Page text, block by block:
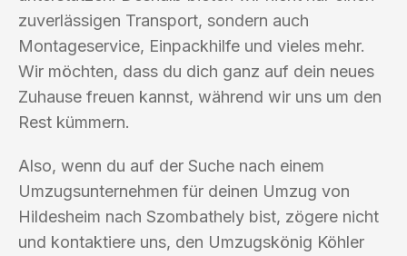
zuverlässigen Transport, sondern auch
Montageservice, Einpackhilfe und vieles mehr.
Wir möchten, dass du dich ganz auf dein neues
Zuhause freuen kannst, während wir uns um den
Rest kümmern.
Also, wenn du auf der Suche nach einem
Umzugsunternehmen für deinen Umzug von
Hildesheim nach Szombathely bist, zögere nicht
und kontaktiere uns, den Umzugskönig Köhler